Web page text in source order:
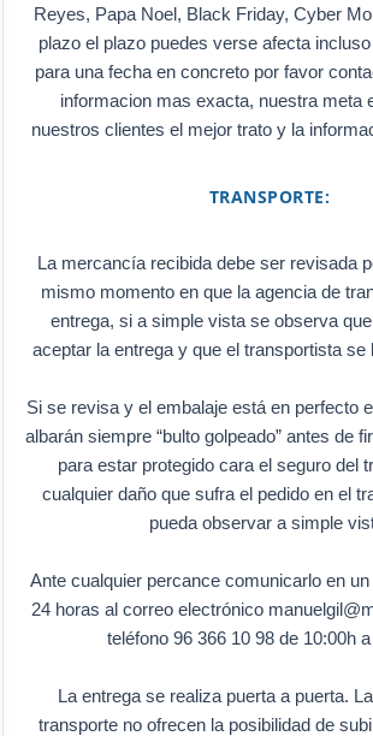
Reyes, Papa Noel, Black Friday, Cyber
plazo el plazo puedes verse afecta
para una fecha en concreto por favor
informacion mas exacta, nuestra meta
nuestros clientes el mejor trato y la
TRANSPORTE:
La mercancía recibida debe ser revisada
mismo momento en que la agencia de
entrega, si a simple vista se observa
aceptar la entrega y que el transportista se
Si se revisa y el embalaje está en perfecto
albarán siempre “bulto golpeado” antes de
para estar protegido cara el seguro del
cualquier daño que sufra el pedido en el
pueda observar a simple
Ante cualquier percance comunicarlo en
24 horas al correo electrónico
teléfono 96 366 10 98 de 10:00h
La entrega se realiza puerta a puerta.
transporte no ofrecen la posibilidad de